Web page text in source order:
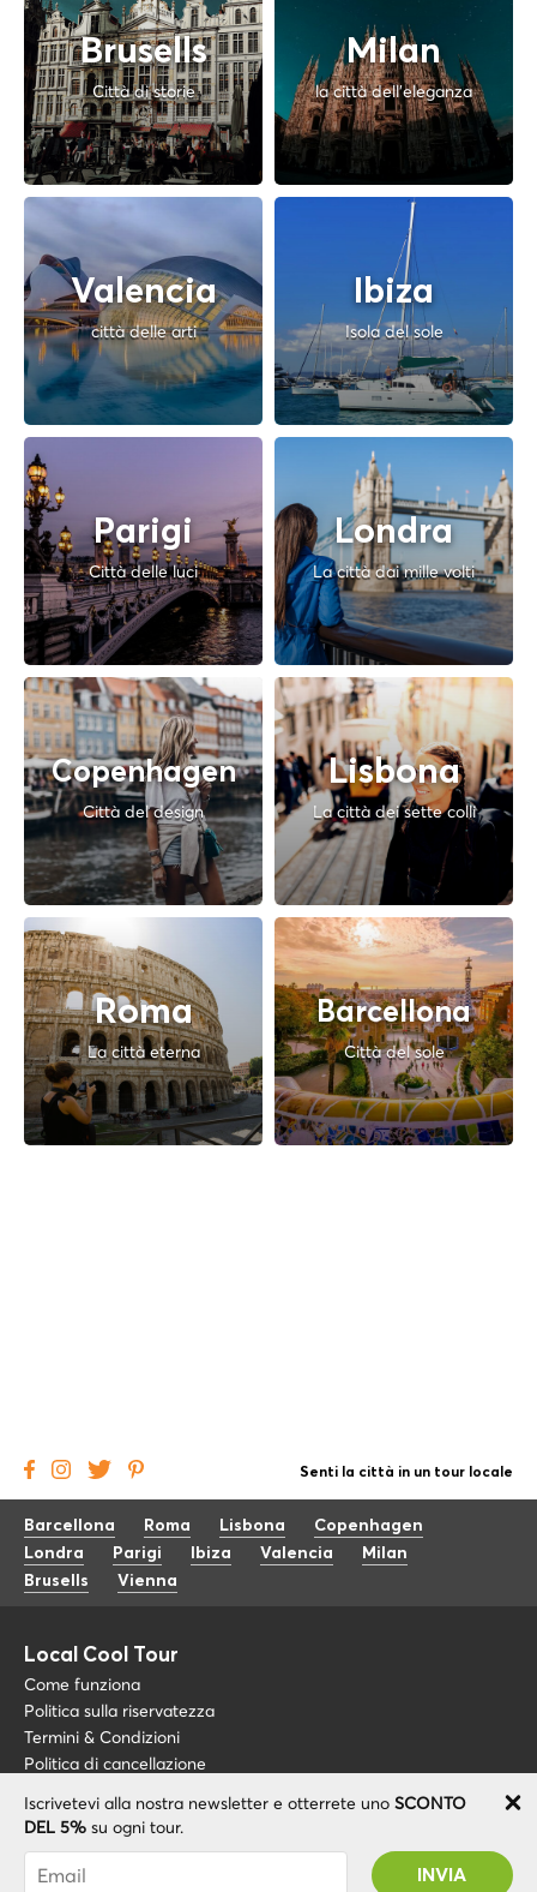
Brusells
Città di storie
Milan
la città dell'eleganza
Valencia
città delle arti
Ibiza
Isola del sole
Parigi
Città delle luci
Londra
La città dai mille volti
Copenhagen
Città del design
Lisbona
La città dei sette colli
Roma
La città eterna
Barcellona
Città del sole
Iscrivetevi alla nostra newsletter e otterrete uno SCONTO
DEL 5% su ogni tour.
Sei stato abbonato con successo! Riceverai il
tuo codice promozionale dopo la convalida del
Senti la città in un tour locale
Barcellona Roma Lisbona
Copenhagen
Londra
Parigi Ibiza Valencia
Milan
Brusells
Vienna
Local Cool Tour
Come funziona
Politica sulla riservatezza
Termini & Condizioni
Politica di cancellazione
Blog
Riguardo a noi
FAQ
+34 675 176 220